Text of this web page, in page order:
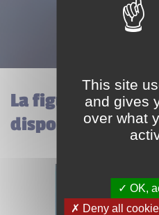
La figurine Sirius
disponible dans
This site
and gives
over what
OK,
Deny all